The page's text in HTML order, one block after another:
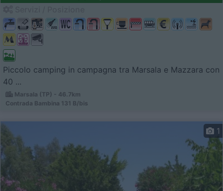
Piccolo camping in campagna tra Marsala e Mazzara con
40 ...
Marsala (TP) - 46.7km
Contrada Bambina 131 B/bis
1